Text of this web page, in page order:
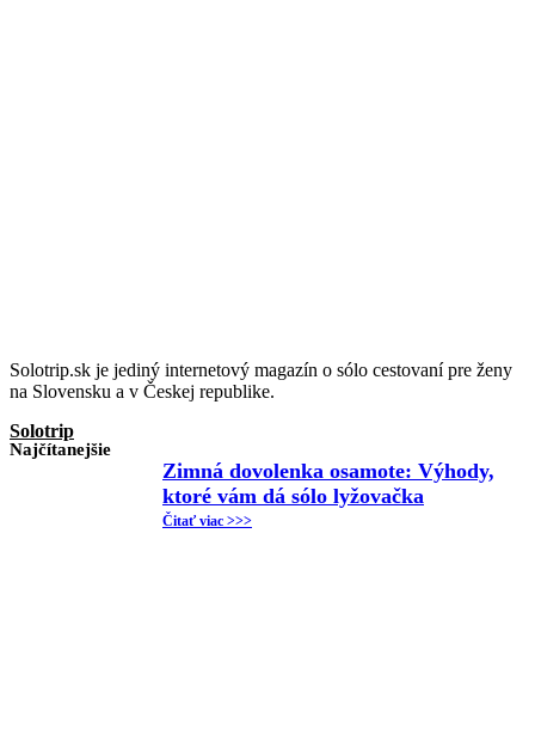
Solotrip.sk je jediný internetový magazín o sólo cestovaní pre ženy
na Slovensku a v Českej republike.
Solotrip
Najčítanejšie
Zimná dovolenka osamote: Výhody,
ktoré vám dá sólo lyžovačka
Čitať viac >>>